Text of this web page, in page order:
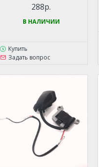
43 СМ3, 52 СМ3 (ДВИГАТЕЛЬ
1E40F, 1E44F)
288р.
В НАЛИЧИИ
Купить
Задать вопрос